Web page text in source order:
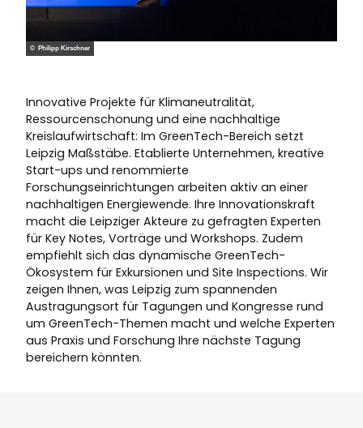
© Philipp Kirschner
Innovative Projekte für Klimaneutralität,
Ressourcenschonung und eine nachhaltige
Kreislaufwirtschaft: Im GreenTech-Bereich setzt
Leipzig Maßstäbe. Etablierte Unternehmen, kreative
Start-ups und renommierte
Forschungseinrichtungen arbeiten aktiv an einer
nachhaltigen Energiewende. Ihre Innovationskraft
macht die Leipziger Akteure zu gefragten Experten
für Key Notes, Vorträge und Workshops. Zudem
empfiehlt sich das dynamische GreenTech-
Ökosystem für Exkursionen und Site Inspections. Wir
zeigen Ihnen, was Leipzig zum spannenden
Austragungsort für Tagungen und Kongresse rund
um GreenTech-Themen macht und welche Experten
aus Praxis und Forschung Ihre nächste Tagung
bereichern könnten.